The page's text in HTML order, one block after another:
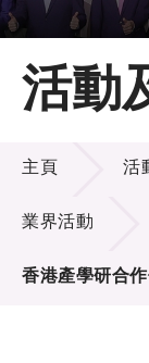
主頁
關於LSCM
技術商
項目及資
活動
活動及消息
主頁 活
業界活動
香港產學研合